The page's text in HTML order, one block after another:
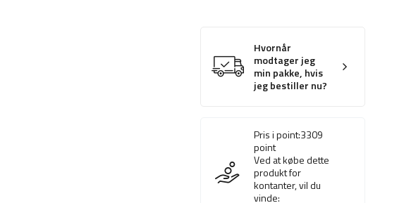
Hvornår
modtager jeg
min pakke, hvis
jeg bestiller nu?
Pris i point:3309
point
Ved at købe dette
produkt for
kontanter, vil du
vinde: